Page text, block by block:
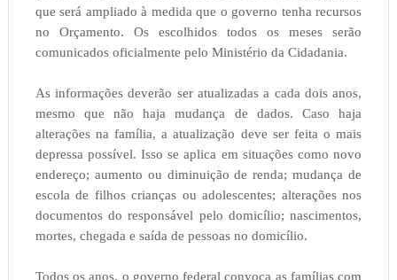
que será ampliado à medida que o governo tenha recursos
no Orçamento. Os escolhidos todos os meses serão
comunicados oficialmente pelo Ministério da Cidadania.
As informações deverão ser atualizadas a cada dois anos,
mesmo que não haja mudança de dados. Caso haja
alterações na família, a atualização deve ser feita o mais
depressa possível. Isso se aplica em situações como novo
endereço; aumento ou diminuição de renda; mudança de
escola de filhos crianças ou adolescentes; alterações nos
documentos do responsável pelo domicílio; nascimentos,
mortes, chegada e saída de pessoas no domicílio.
Todos os anos, o governo federal convoca as famílias com